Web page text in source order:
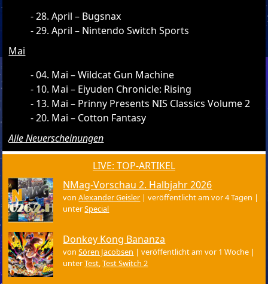
28. April – Bugsnax
29. April – Nintendo Switch Sports
Mai
04. Mai – Wildcat Gun Machine
10. Mai – Eiyuden Chronicle: Rising
13. Mai – Prinny Presents NIS Classics Volume 2
20. Mai – Cotton Fantasy
Alle Neuerscheinungen
LIVE: TOP-ARTIKEL
NMag-Vorschau 2. Halbjahr 2026
vonAlexander Geisler |veröffentlicht am vor 4 Tagen |
unterSpecial
Donkey Kong Bananza
vonSören Jacobsen |veröffentlicht am vor 1 Woche |
unterTest,Test Switch 2